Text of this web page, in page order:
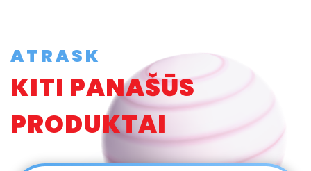
ATRASK
KITI PANAŠŪS
PRODUKTAI